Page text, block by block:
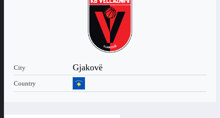
City Gjakovë
Country